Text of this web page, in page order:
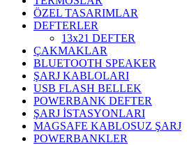
ÖZEL TASARIMLAR
DEFTERLER
13x21 DEFTER
ÇAKMAKLAR
BLUETOOTH SPEAKER
ŞARJ KABLOLARI
USB FLASH BELLEK
POWERBANK DEFTER
ŞARJ İSTASYONLARI
MAGSAFE KABLOSUZ ŞARJ
POWERBANKLER